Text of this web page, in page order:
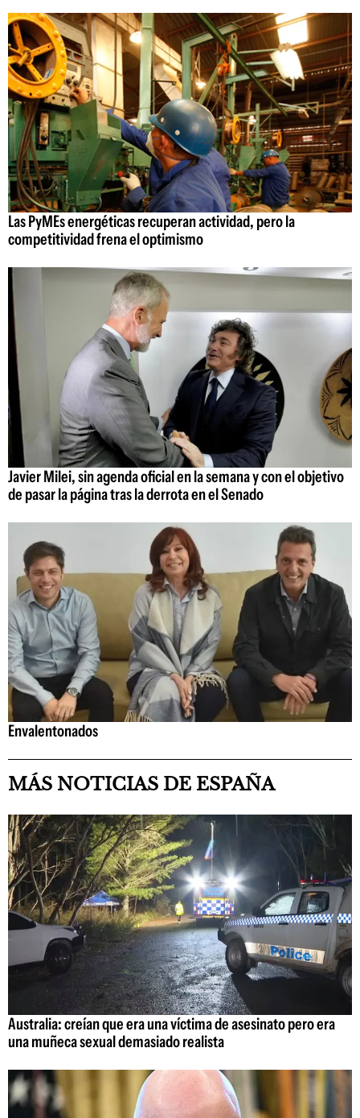
Las PyMEs energéticas recuperan actividad, pero la
competitividad frena el optimismo
Javier Milei, sin agenda oficial en la semana y con el objetivo
de pasar la página tras la derrota en el Senado
Envalentonados
MÁS NOTICIAS DE ESPAÑA
Australia: creían que era una víctima de asesinato pero era
una muñeca sexual demasiado realista